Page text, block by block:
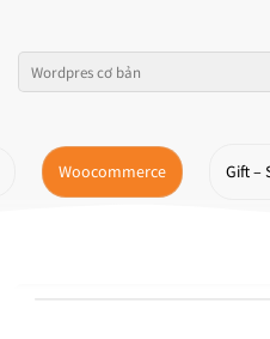
Woocommerce Gift –